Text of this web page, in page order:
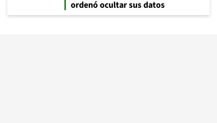
ordenó ocultar sus datos